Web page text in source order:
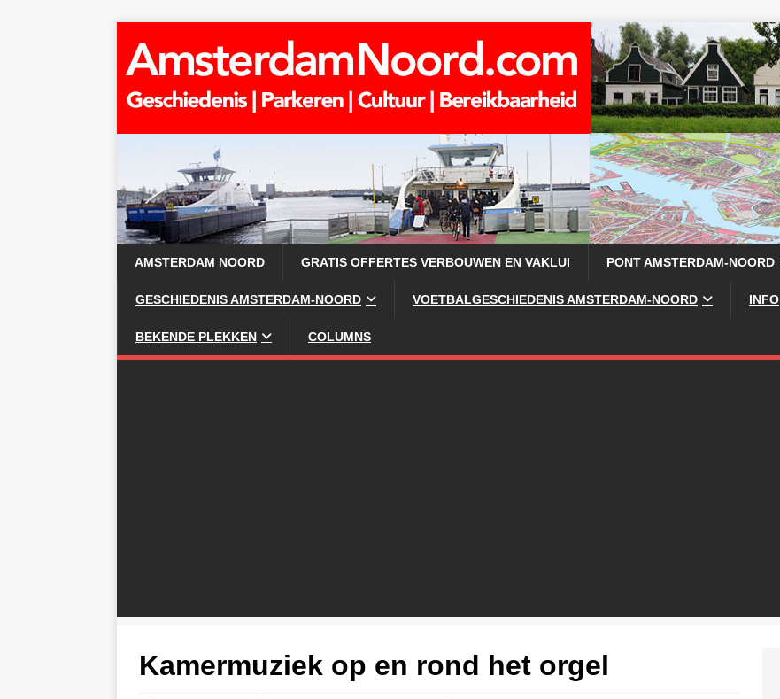
AMSTERDAM NOORD GRATIS OFFERTES VERBOUWEN EN VAKLUI PONT AMSTERDAM-NOORD
GESCHIEDENIS AMSTERDAM-NOORD VOETBALGESCHIEDENIS AMSTERDAM-NOORD INFO
BEKENDE PLEKKEN COLUMNS
Kamermuziek op en rond het orgel